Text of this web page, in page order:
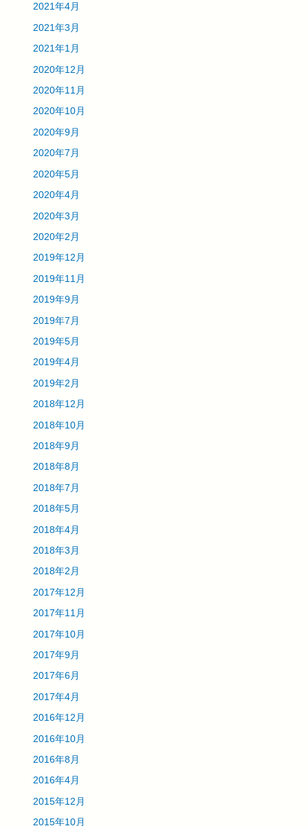
2021年4月
2021年3月
2021年1月
2020年12月
2020年11月
2020年10月
2020年9月
2020年7月
2020年5月
2020年4月
2020年3月
2020年2月
2019年12月
2019年11月
2019年9月
2019年7月
2019年5月
2019年4月
2019年2月
2018年12月
2018年10月
2018年9月
2018年8月
2018年7月
2018年5月
2018年4月
2018年3月
2018年2月
2017年12月
2017年11月
2017年10月
2017年9月
2017年6月
2017年4月
2016年12月
2016年10月
2016年8月
2016年4月
2015年12月
2015年10月